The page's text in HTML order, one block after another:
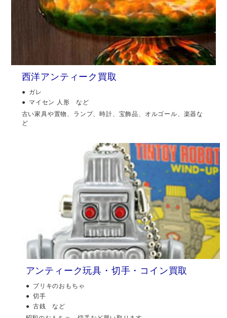
西洋アンティーク買取
ガレ
マイセン 人形 など
古い家具や置物、ランプ、時計、宝飾品、オルゴール、楽器な
ど
アンティーク玩具・切手・コイン買取
ブリキのおもちゃ
切手
古銭 など